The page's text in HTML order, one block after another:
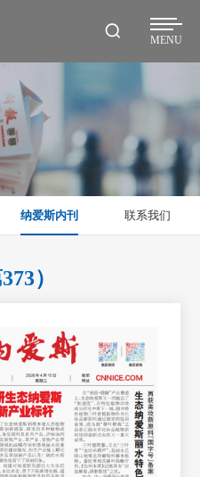
MENU
纳爱斯内刊 联系我们
）